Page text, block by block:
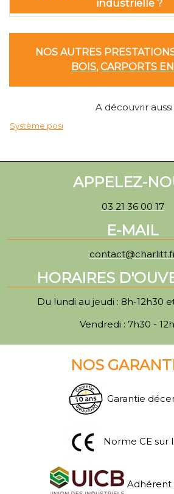
industrielle ?
NOS AUTRES
BOIS,CARPORTS
A découvrir aussi
Système posi
APPELEZ-
03 21 36 00 17
E-MAIL
HORAIRES
Du lundi au jeudi : 8h-12h30
Vendredi : 7h30 -
NOS
Garantie
Norme CE sur
Adhérent